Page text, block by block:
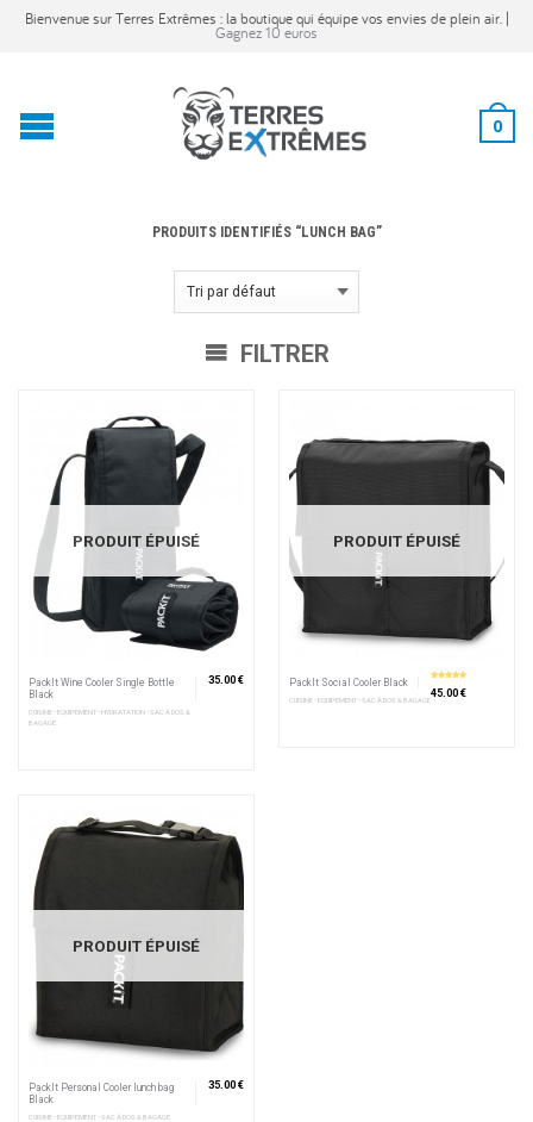
Bienvenue sur Terres Extrêmes : la boutique qui équipe vos envies de plein air. |
Gagnez 10 euros
0
PRODUITS IDENTIFIÉS “LUNCH BAG”
FILTRER
PRODUIT ÉPUISÉ
PackIt Wine Cooler Single Bottle
Black
CUISINE • EQUIPEMENT • HYDRATATION • SAC À DOS &
BAGAGE
35.00 €
PRODUIT ÉPUISÉ
PackIt Social Cooler Black
CUISINE • EQUIPEMENT • SAC À DOS & BAGAGE
45.00 €
PRODUIT ÉPUISÉ
PackIt Personal Cooler lunch bag
Black
CUISINE • EQUIPEMENT • SAC À DOS & BAGAGE
35.00 €